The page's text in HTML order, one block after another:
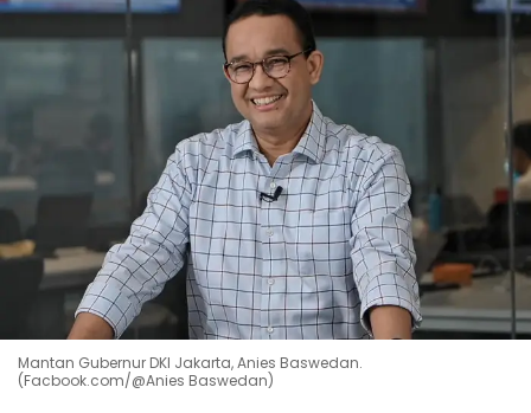
Mantan Gubernur DKI Jakarta, Anies Baswedan.
(Facbook.com/@Anies Baswedan)